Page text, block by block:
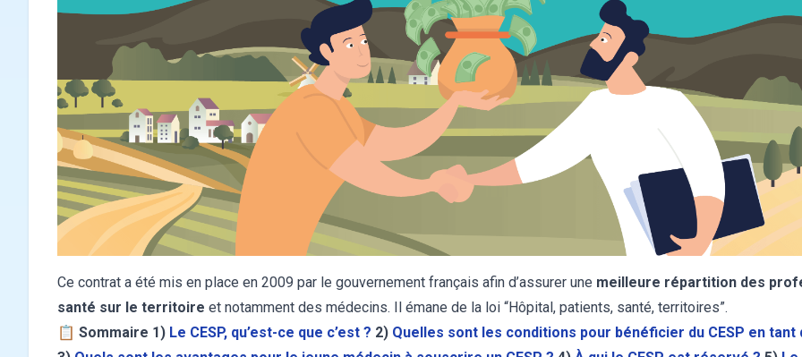
Ce contrat a été mis en place en 2009 par le gouvernement français afin d’assurer une meilleure répartition des
santé sur le territoire et notamment des médecins. Il émane de la loi “Hôpital, patients, santé, territoires”.
📋 Sommaire 1) Le CESP, qu’est-ce que c’est ? 2) Quelles sont les conditions pour bénéficier du CESP en tant